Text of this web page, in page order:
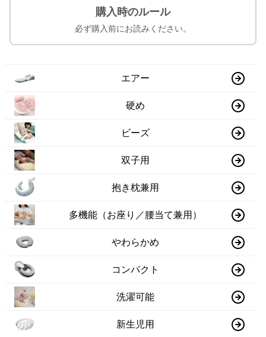
購入時のルール
必ず購入前にお読みください。
エアー
硬め
ビーズ
双子用
抱き枕兼用
多機能（お座り／腰当て兼用）
やわらかめ
コンパクト
洗濯可能
新生児用